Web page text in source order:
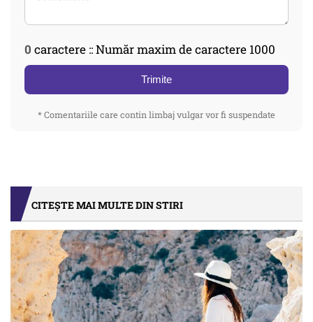
0 caractere :: Număr maxim de caractere 1000
Trimite
* Comentariile care contin limbaj vulgar vor fi suspendate
CITEȘTE MAI MULTE DIN STIRI